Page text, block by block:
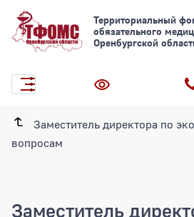
Территориальный
обязательного
Оренбургской
Заместитель директора по
вопросам
Заместитель